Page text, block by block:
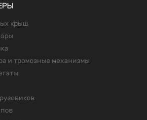
крыш
и тромозные механизмы